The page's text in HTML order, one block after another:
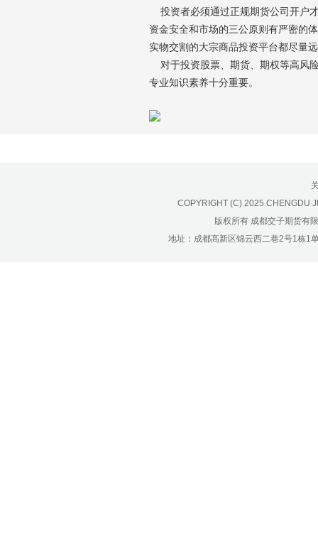
投资者必须通过正规期货公司开户
资金安全和市场的三公原则有严密的
实物交割的大宗商品投资平台都尽量
对于投资股票、期货、期权等高风
专业知识素养十分重要。
COPYRIGHT (C) 2025 CHENGDU
版权所有 成都交子期货有
地址：成都高新区锦云西二巷2号1栋1